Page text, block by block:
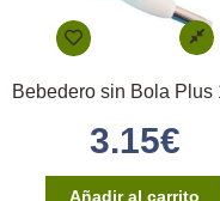
3.15€
Añadir al carrito